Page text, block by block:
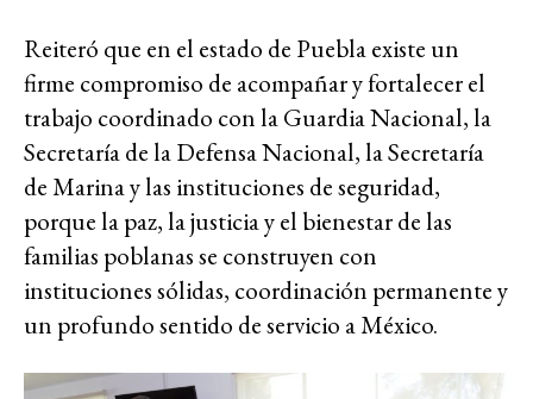
Reiteró que en el estado de Puebla existe un
firme compromiso de acompañar y fortalecer el
trabajo coordinado con la Guardia Nacional, la
Secretaría de la Defensa Nacional, la Secretaría
de Marina y las instituciones de seguridad,
porque la paz, la justicia y el bienestar de las
familias poblanas se construyen con
instituciones sólidas, coordinación permanente y
un profundo sentido de servicio a México.